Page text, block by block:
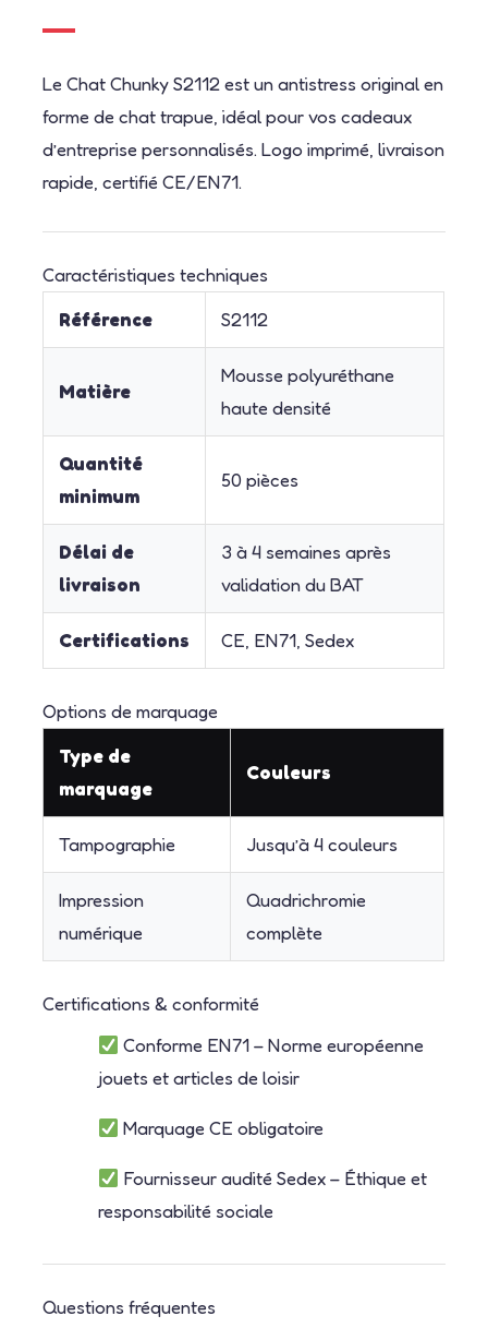
Le Chat Chunky S2112 est un antistress original en
forme de chat trapue, idéal pour vos cadeaux
d’entreprise personnalisés. Logo imprimé, livraison
rapide, certifié CE/EN71.
Caractéristiques techniques
Référence
S2112
Matière
Mousse polyuréthane
haute densité
Quantité
minimum
50 pièces
Délai de
livraison
3 à 4 semaines après
validation du BAT
Certifications CE, EN71, Sedex
Options de marquage
Type de
marquage
Couleurs
Tampographie Jusqu’à 4 couleurs
Impression
numérique
Quadrichromie
complète
Certifications & conformité
Conforme EN71 – Norme européenne
jouets et articles de loisir
Marquage CE obligatoire
Fournisseur audité Sedex – Éthique et
responsabilité sociale
Questions fréquentes